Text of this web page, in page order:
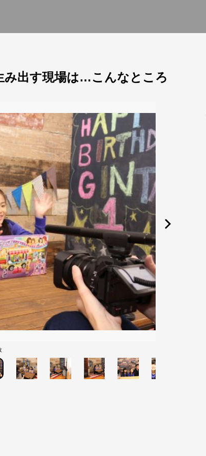
み出す現場は…こんなところ